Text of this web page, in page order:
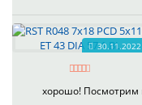
30.11.2022
хорошо! Посмотрим